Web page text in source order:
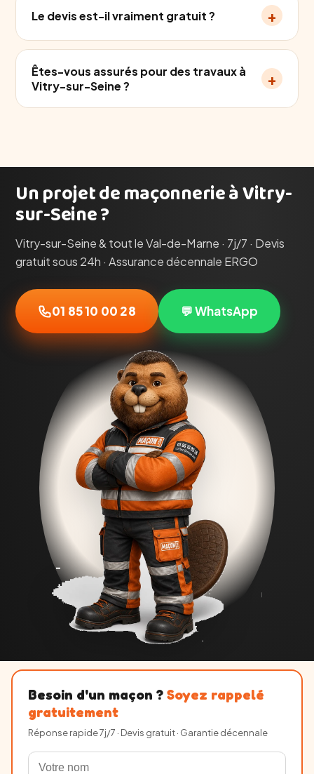
Le devis est-il vraiment gratuit ? +
Êtes-vous assurés pour des travaux à
Vitry-sur-Seine ?
+
Un projet de maçonnerie à Vitry-
sur-Seine ?
Vitry-sur-Seine & tout le Val-de-Marne · 7j/7 · Devis
gratuit sous 24h · Assurance décennale ERGO
01 85 10 00 28 💬 WhatsApp
Besoin d'un maçon ? Soyez rappelé
gratuitement
Réponse rapide 7j/7 · Devis gratuit · Garantie décennale